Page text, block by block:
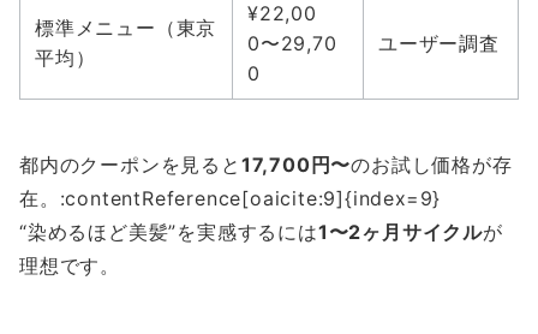
標準メニュー（東京
平均）
¥22,00
0〜29,70
0
ユーザー調査
都内のクーポンを見ると 17,700円〜のお試し価格が存
在。:contentReference[oaicite:9]{index=9}
“染めるほど美髪”を実感するには1〜2ヶ月サイクルが
理想です。